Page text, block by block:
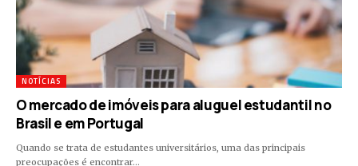
NOTÍCIAS
O mercado de imóveis para aluguel estudantil no
Brasil e em Portugal
Quando se trata de estudantes universitários, uma das principais
preocupações é encontrar…